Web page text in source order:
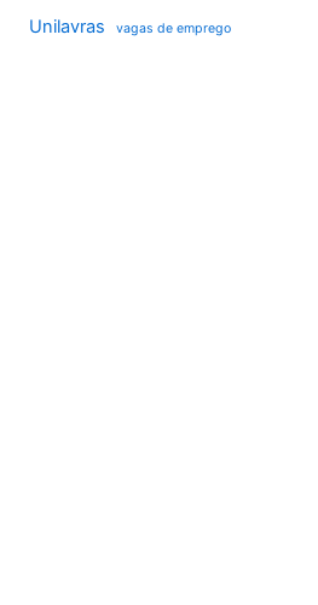
Unilavras vagas de emprego